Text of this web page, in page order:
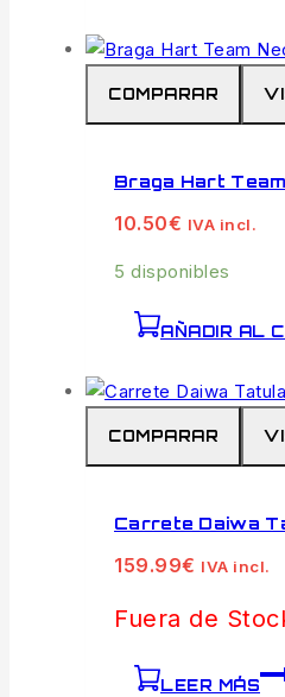
COMPARAR
Braga Hart
10.50€ IVA incl.
5 disponibles
AÑADIR AL
COMPARAR
Carrete Daiwa
159.99€ IVA incl.
Fuera de
LEER MÁS